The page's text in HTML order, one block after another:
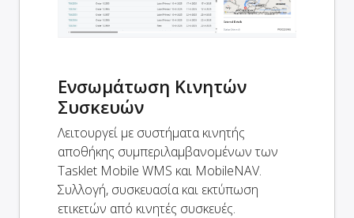
Ενσωμάτωση Κινητών
Συσκευών
Λειτουργεί με συστήματα κινητής
αποθήκης συμπεριλαμβανομένων των
Tasklet Mobile WMS και MobileNAV.
Συλλογή, συσκευασία και εκτύπωση
ετικετών από κινητές συσκευές.